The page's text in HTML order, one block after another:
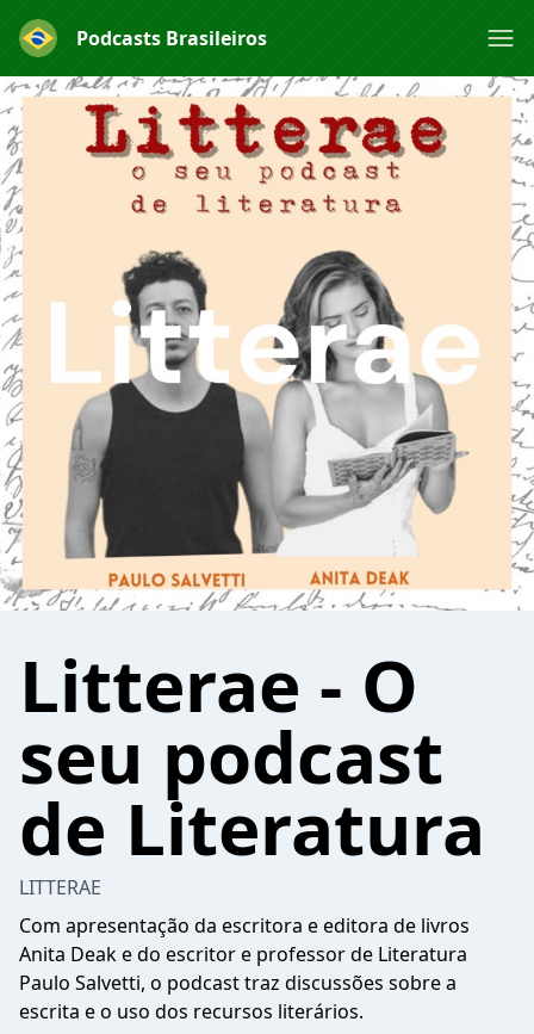
Podcasts Brasileiros
Litterae - O
seu podcast
de Literatura
LITTERAE
Com apresentação da escritora e editora de livros
Anita Deak e do escritor e professor de Literatura
Paulo Salvetti, o podcast traz discussões sobre a
escrita e o uso dos recursos literários.